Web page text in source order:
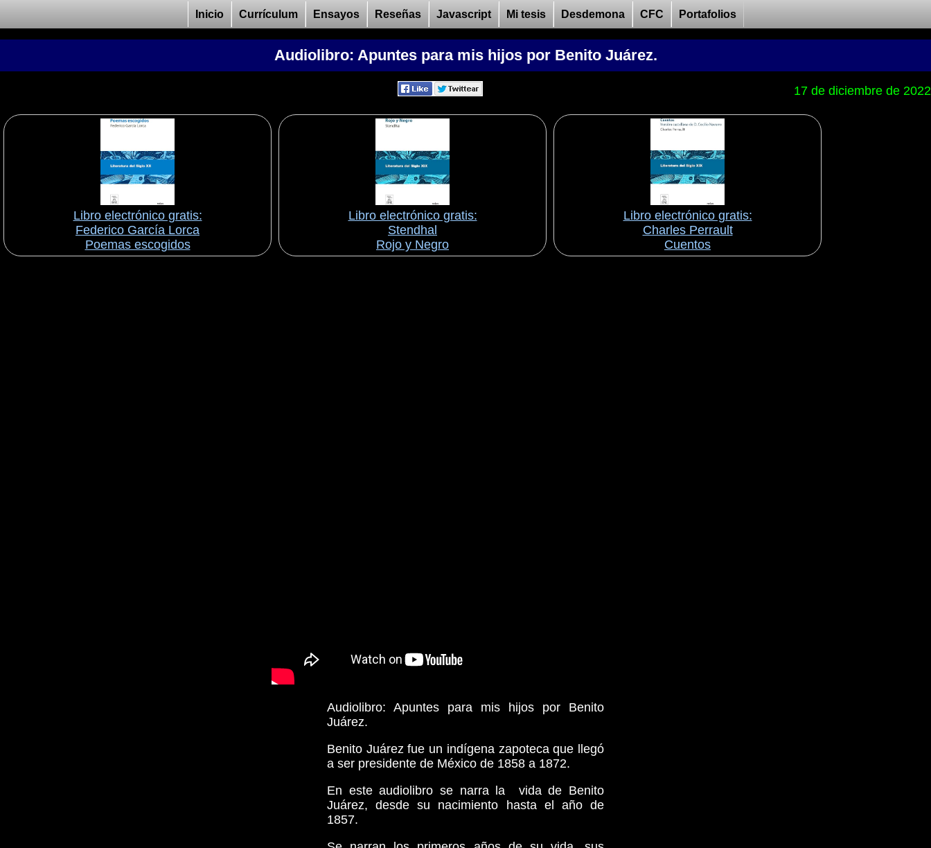
Inicio Currículum Ensayos Reseñas Javascript Mi tesis Desdemona CFC Portafolios
Audiolibro: Apuntes para mis hijos por Benito Juárez.
17 de diciembre de 2022
Libro electrónico gratis:
Federico García Lorca
Poemas escogidos
Libro electrónico gratis:
Stendhal
Rojo y Negro
Libro electrónico gratis:
Charles Perrault
Cuentos
Audiolibro: Apuntes para mis hijos por Benito
Juárez.
Benito Juárez fue un indígena zapoteca que llegó
a ser presidente de México de 1858 a 1872.
En este audiolibro se narra la vida de Benito
Juárez, desde su nacimiento hasta el año de
1857.